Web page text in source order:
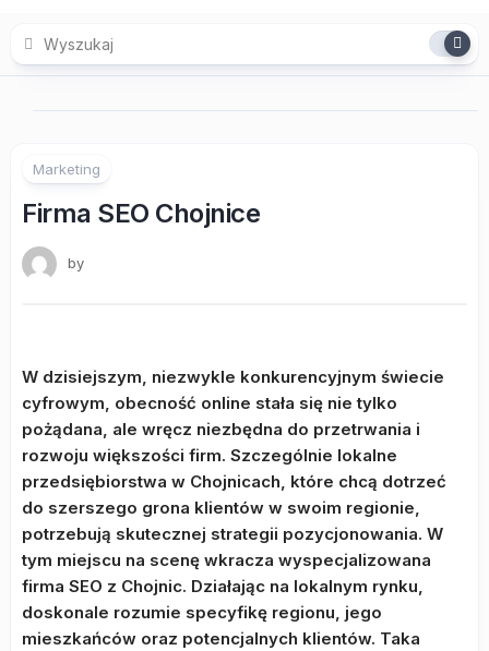
content
Marketing
Firma SEO Chojnice
by
W dzisiejszym, niezwykle konkurencyjnym świecie
cyfrowym, obecność online stała się nie tylko
pożądana, ale wręcz niezbędna do przetrwania i
rozwoju większości firm. Szczególnie lokalne
przedsiębiorstwa w Chojnicach, które chcą dotrzeć
do szerszego grona klientów w swoim regionie,
potrzebują skutecznej strategii pozycjonowania. W
tym miejscu na scenę wkracza wyspecjalizowana
firma SEO z Chojnic. Działając na lokalnym rynku,
doskonale rozumie specyfikę regionu, jego
mieszkańców oraz potencjalnych klientów. Taka